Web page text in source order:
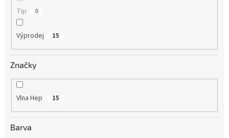
Tip 0
Výprodej 15
Značky
Vlna Hep 15
Barva